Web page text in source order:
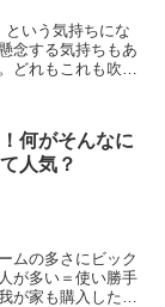
いう気持ちにな
念する気持ちもあ
どれもこれも吹っ
何がそんなに
人気？
ムの多さにビック
が多い＝使い勝手
が家も購入したう